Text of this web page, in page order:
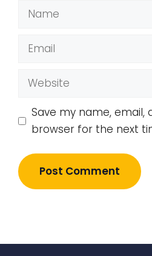
Name
Email
Website
Save my name, email,
browser for the next